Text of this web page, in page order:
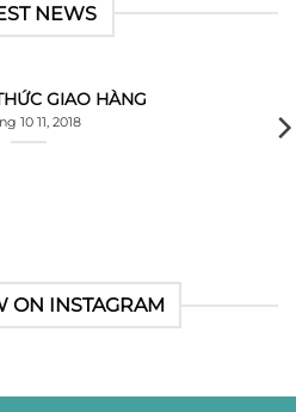
NEWS
GIAO HÀNG
10 11, 2018
ON INSTAGRAM